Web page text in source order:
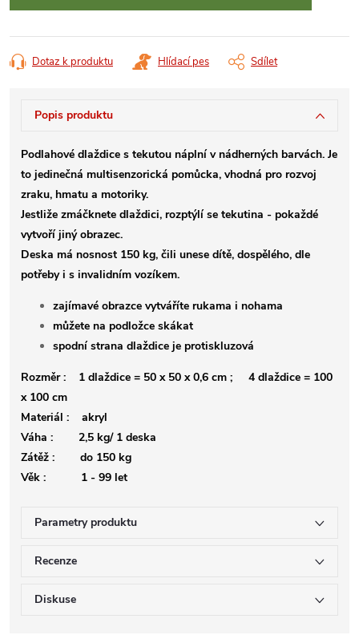
Dotaz k produktu Hlídací pes Sdílet
Popis produktu
Podlahové dlaždice s tekutou náplní v nádherných barvách. Je
to jedinečná multisenzorická pomůcka, vhodná pro rozvoj
zraku, hmatu a motoriky.
Jestliže zmáčknete dlaždici, rozptýlí se tekutina - pokaždé
vytvoří jiný obrazec.
Deska má nosnost 150 kg, čili unese dítě, dospělého, dle
potřeby i s invalidním vozíkem.
zajímavé obrazce vytváříte rukama i nohama
můžete na podložce skákat
spodní strana dlaždice je protiskluzová
Rozměr : 1 dlaždice = 50 x 50 x 0,6 cm ; 4 dlaždice = 100
x 100 cm
Materiál : akryl
Váha : 2,5 kg/ 1 deska
Zátěž : do 150 kg
Věk : 1 - 99 let
Parametry produktu
Recenze
Diskuse